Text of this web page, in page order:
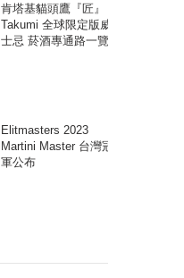
肯塔基貓頭鷹『匠』
Takumi 全球限定版威
士忌 菸酒專通路一覽
Elitmasters 2023
Martini Master 台灣冠
軍公布